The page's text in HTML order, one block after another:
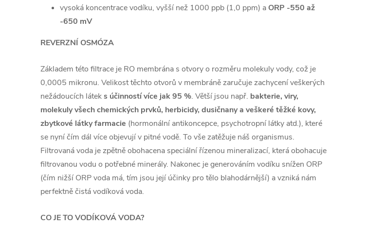
vysoká koncentrace vodíku, vyšší než 1000 ppb (1,0 ppm) a ORP -550 až
-650 mV
REVERZNÍ OSMÓZA
Základem této filtrace je RO membrána s otvory o rozměru molekuly vody, což je
0,0005 mikronu. Velikost těchto otvorů v membráně zaručuje zachycení veškerých
nežádoucích láteks účinností více jak 95 %. Větší jsou např. bakterie, viry,
molekuly všech chemických prvků, herbicidy, dusičnany a veškeré těžké kovy,
zbytkové látky farmacie (hormonální antikoncepce, psychotropní látky atd.), které
se nyní čím dál více objevují v pitné vodě. To vše zatěžuje náš organismus.
Filtrovaná voda je zpětně obohacena speciální řízenou mineralizací, která obohacuje
filtrovanou vodu o potřebné minerály. Nakonec je generováním vodíku snížen ORP
(čím nižší ORP voda má, tím jsou její účinky pro tělo blahodárnější) a vzniká nám
perfektně čistá vodíková voda.
CO JE TO VODÍKOVÁ VODA?